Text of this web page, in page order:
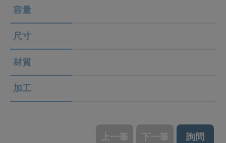
容量
尺寸
材質
加工
上一筆 下一筆 詢問